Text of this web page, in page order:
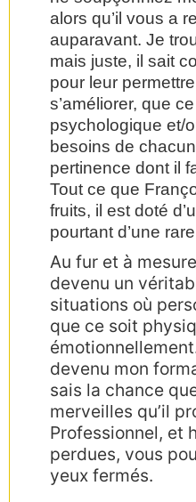
alors qu’il vous a
auparavant. Je
mais juste, il sait
pour leur
s’améliorer, que
psychologique et/
besoins de
pertinence dont il
Tout ce que
fruits, il est doté
pourtant d’une
Au fur et à
devenu un
situations où
que ce soit
devenu mon
sais la chance
merveilles qu’il
Professionnel, et
perdues, vous
yeux fermés.